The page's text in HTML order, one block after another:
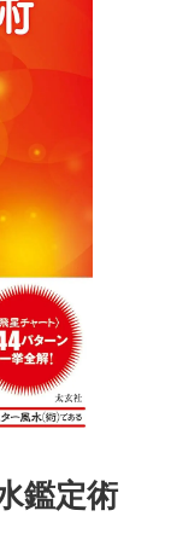
鑑定術